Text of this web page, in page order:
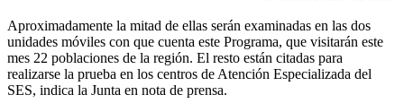
Aproximadamente la mitad de ellas serán examinadas en las dos
unidades móviles con que cuenta este Programa, que visitarán este
mes 22 poblaciones de la región. El resto están citadas para
realizarse la prueba en los centros de Atención Especializada del
SES, indica la Junta en nota de prensa.